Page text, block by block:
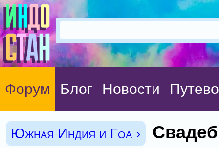
Форум Блог Новости
Южная Индия и Гоа ›